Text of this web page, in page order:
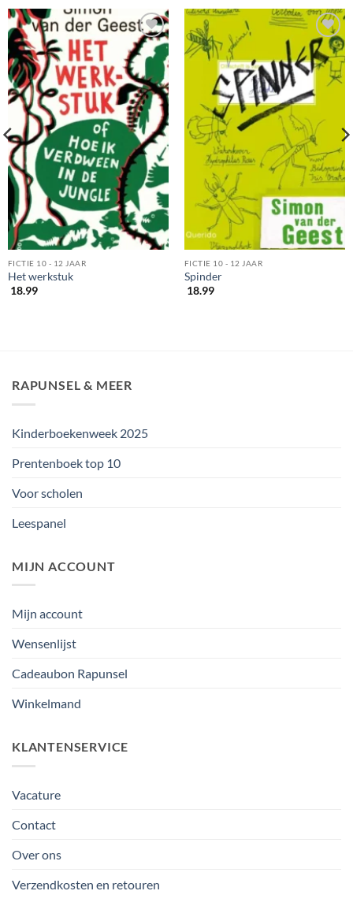
FICTIE 10 - 12 JAAR
Het werkstuk
18.99
FICTIE 10 - 12 JAAR
Spinder
18.99
RAPUNSEL & MEER
Kinderboekenweek 2025
Prentenboek top 10
Voor scholen
Leespanel
MIJN ACCOUNT
Mijn account
Wensenlijst
Cadeaubon Rapunsel
Winkelmand
KLANTENSERVICE
Vacature
Contact
Over ons
Verzendkosten en retouren